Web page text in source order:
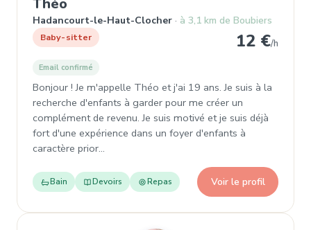
Théo
Hadancourt-le-Haut-Clocher à 3,1 km de Boubiers
Baby-sitter 12 €/h
Email confirmé
Bonjour ! Je m'appelle Théo et j'ai 19 ans. Je suis à la
recherche d'enfants à garder pour me créer un
complément de revenu. Je suis motivé et je suis déjà
fort d'une expérience dans un foyer d'enfants à
caractère prior…
Bain Devoirs Repas Voir le profil